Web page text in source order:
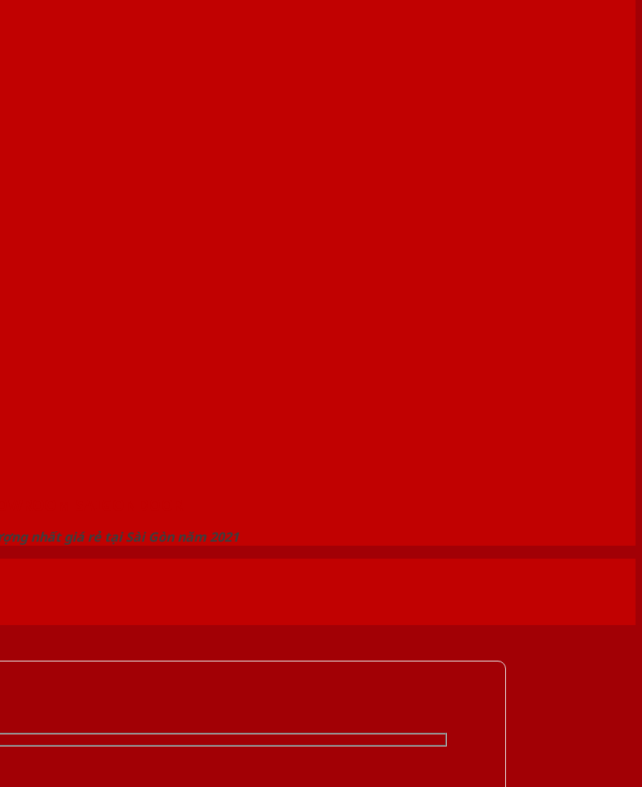
nhất giá rẻ tại Sài Gòn năm 2021